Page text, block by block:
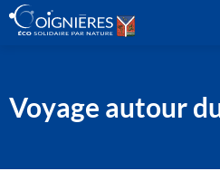
Voyage autour